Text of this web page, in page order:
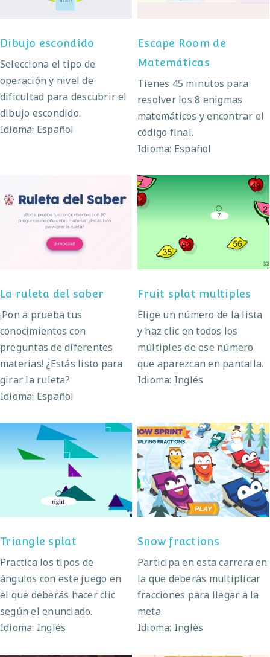
Dibujo escondido
Selecciona el tipo de
operación y nivel de
dificultad para descubrir el
dibujo escondido.
Idioma: Español
Escape Room de
Matemáticas
Tienes 45 minutos para
resolver los 8 enigmas
matemáticos y encontrar el
código final.
Idioma: Español
La ruleta del saber
La ruleta del saber
¡Pon a prueba tus
conocimientos con
preguntas de diferentes
materias! ¿Estás listo para
girar la ruleta?
Idioma: Español
Fruit splat multiples
Elige un número de la lista
y haz clic en todos los
múltiples de ese número
que aparezcan en pantalla.
Idioma: Inglés
Triangle splat
Triangle splat
Practica los tipos de
ángulos con este juego en
el que deberás hacer clic
según el enunciado.
Idioma: Inglés
Snow fractions
Snow fractions
Participa en esta carrera en
la que deberás multiplicar
fracciones para llegar a la
meta.
Idioma: Inglés